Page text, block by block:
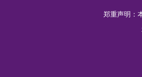
郑重声明：